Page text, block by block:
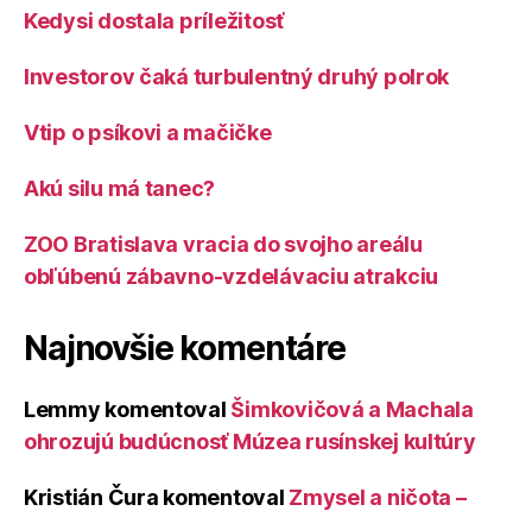
Kedysi dostala príležitosť
Investorov čaká turbulentný druhý polrok
Vtip o psíkovi a mačičke
Akú silu má tanec?
ZOO Bratislava vracia do svojho areálu
obľúbenú zábavno-vzdelávaciu atrakciu
Najnovšie komentáre
Lemmy komentoval Šimkovičová a Machala
ohrozujú budúcnosť Múzea rusínskej kultúry
Kristián Čura komentoval Zmysel a ničota –